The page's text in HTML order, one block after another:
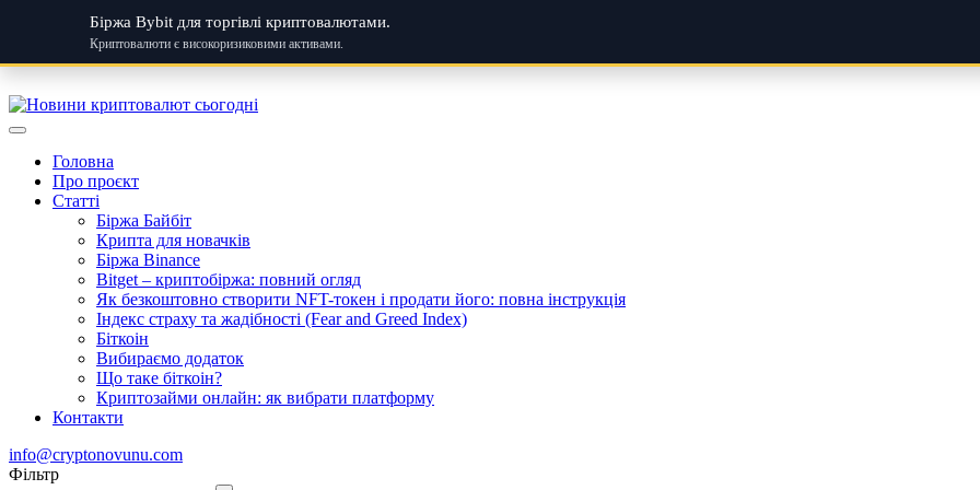
Біржа Bybit для торгівлі криптовалютами.
Криптовалюти є високоризиковими активами.
to
content
Головна
Про проєкт
Статті
Біржа Байбіт
Крипта для новачків
Біржа Binance
Bitget – криптобіржа: повний огляд
Як безкоштовно створити NFT-токен і продати його: повна інструкція
Індекс страху та жадібності (Fear and Greed Index)
Біткоін
Вибираємо додаток
Що таке біткоін?
Криптозайми онлайн: як вибрати платформу
Контакти
info@cryptonovunu.com
Фiльтр